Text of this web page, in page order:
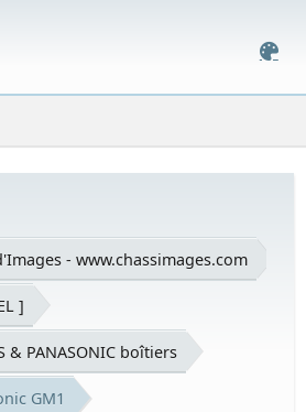
- www.chassimages.com
]
& PANASONIC boîtiers
GM1